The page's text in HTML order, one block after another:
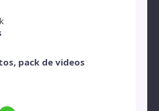
, pack de videos